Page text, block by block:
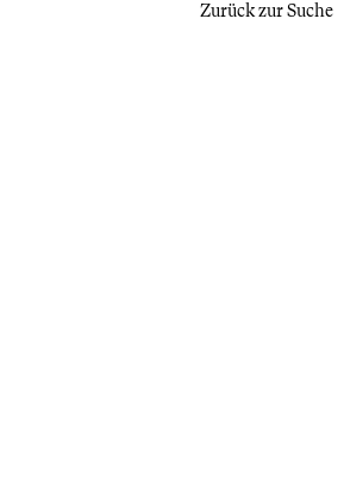
Zurück zur Suche